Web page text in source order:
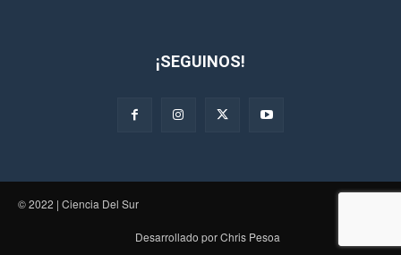
¡SEGUINOS!
© 2022 | Ciencia Del Sur
Desarrollado por Chris Pesoa